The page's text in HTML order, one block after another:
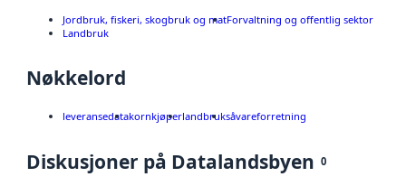
Jordbruk, fiskeri, skogbruk og matForvaltning og offentlig sektor
Landbruk
Nøkkelord
leveransedatakornkjøperlandbruksåvareforretning
Diskusjoner på Datalandsbyen 0